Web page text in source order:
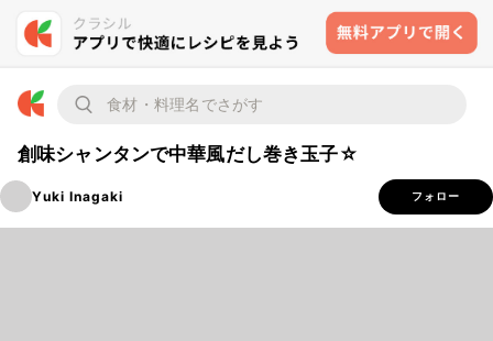
創味シャンタンで中華風だし巻き玉子☆
Yuki Inagaki フォロー